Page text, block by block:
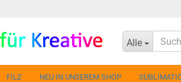
Alle
FILZ NEU IN UNSEREM SHOP